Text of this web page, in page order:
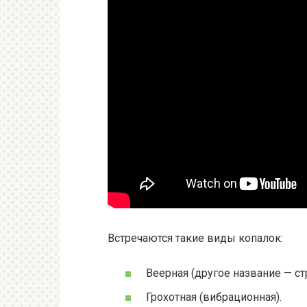
Встречаются такие виды копалок:
Веерная (другое название —
Грохотная (вибрационная).